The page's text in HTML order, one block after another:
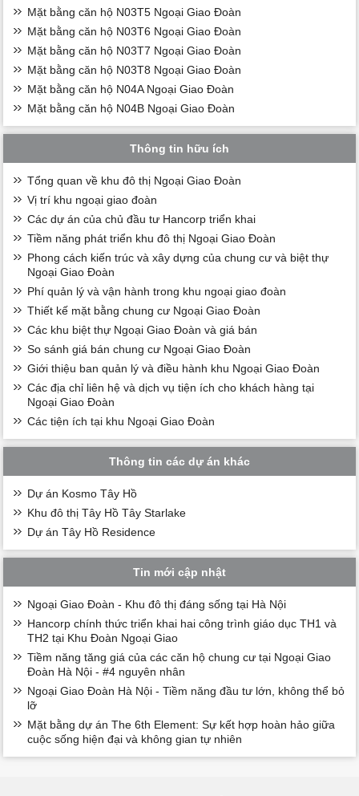
Mặt bằng căn hộ N03T5 Ngoại Giao Đoàn
Mặt bằng căn hộ N03T6 Ngoại Giao Đoàn
Mặt bằng căn hộ N03T7 Ngoại Giao Đoàn
Mặt bằng căn hộ N03T8 Ngoại Giao Đoàn
Mặt bằng căn hộ N04A Ngoại Giao Đoàn
Mặt bằng căn hộ N04B Ngoại Giao Đoàn
Thông tin hữu ích
Tổng quan về khu đô thị Ngoại Giao Đoàn
Vị trí khu ngoại giao đoàn
Các dự án của chủ đầu tư Hancorp triển khai
Tiềm năng phát triển khu đô thị Ngoại Giao Đoàn
Phong cách kiến trúc và xây dựng của chung cư và biệt thự
Ngoại Giao Đoàn
Phí quản lý và vận hành trong khu ngoại giao đoàn
Thiết kế mặt bằng chung cư Ngoại Giao Đoàn
Các khu biệt thự Ngoại Giao Đoàn và giá bán
So sánh giá bán chung cư Ngoại Giao Đoàn
Giới thiệu ban quản lý và điều hành khu Ngoại Giao Đoàn
Các địa chỉ liên hệ và dịch vụ tiện ích cho khách hàng tại
Ngoại Giao Đoàn
Các tiện ích tại khu Ngoại Giao Đoàn
Thông tin các dự án khác
Dự án Kosmo Tây Hồ
Khu đô thị Tây Hồ Tây Starlake
Dự án Tây Hồ Residence
Tin mới cập nhật
Ngoại Giao Đoàn - Khu đô thị đáng sống tại Hà Nội
Hancorp chính thức triển khai hai công trình giáo dục TH1 và
TH2 tại Khu Đoàn Ngoại Giao
Tiềm năng tăng giá của các căn hộ chung cư tại Ngoại Giao
Đoàn Hà Nội - #4 nguyên nhân
Ngoại Giao Đoàn Hà Nội - Tiềm năng đầu tư lớn, không thể bỏ
lỡ
Mặt bằng dự án The 6th Element: Sự kết hợp hoàn hảo giữa
cuộc sống hiện đại và không gian tự nhiên